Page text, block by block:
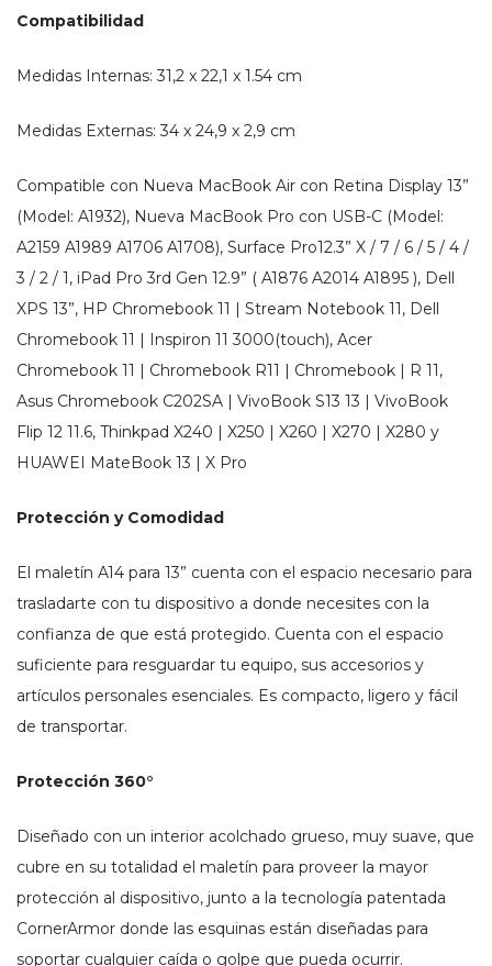
Compatibilidad
Medidas Internas:31,2 x 22,1 x 1.54 cm
Medidas Externas:34 x 24,9 x 2,9 cm
Compatible con Nueva MacBook Air con Retina Display 13”
(Model: A1932), Nueva MacBook Pro con USB-C (Model:
A2159 A1989 A1706 A1708), Surface Pro12.3” X / 7 / 6 / 5 / 4 /
3 / 2 / 1, iPad Pro 3rd Gen 12.9” ( A1876 A2014 A1895 ), Dell
XPS 13”, HP Chromebook 11 | Stream Notebook 11, Dell
Chromebook 11 | Inspiron 11 3000(touch), Acer
Chromebook 11 | Chromebook R11 | Chromebook | R 11,
Asus Chromebook C202SA | VivoBook S13 13 | VivoBook
Flip 12 11.6, Thinkpad X240 | X250 | X260 | X270 | X280 y
HUAWEI MateBook 13 | X Pro
Protección y Comodidad
El maletín A14 para 13” cuenta con el espacio necesario para
trasladarte con tu dispositivo a donde necesites con la
confianza de que está protegido. Cuenta con el espacio
suficiente para resguardar tu equipo, sus accesorios y
artículos personales esenciales. Es compacto, ligero y fácil
de transportar.
Protección 360°
Diseñado con un interior acolchado grueso, muy suave, que
cubre en su totalidad el maletín para proveer la mayor
protección al dispositivo, junto a la tecnología patentada
CornerArmor donde las esquinas están diseñadas para
soportar cualquier caída o golpe que pueda ocurrir.